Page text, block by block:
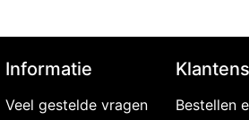
Informatie
Veel gestelde vragen
Bestellen